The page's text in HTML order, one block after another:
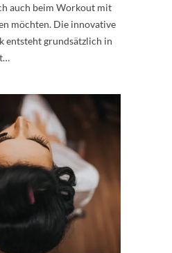
auch beim Workout mit
möchten. Die innovative
entsteht grundsätzlich in